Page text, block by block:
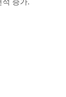
적 증가.